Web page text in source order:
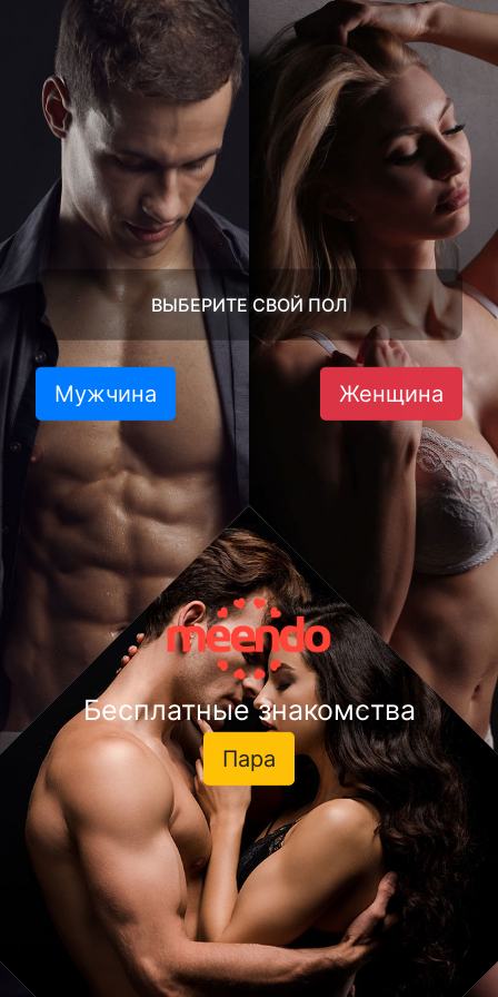
Бесплатные знакомства
ВЫБЕРИТЕ СВОЙ ПОЛ
Мужчина Женщина
Пара